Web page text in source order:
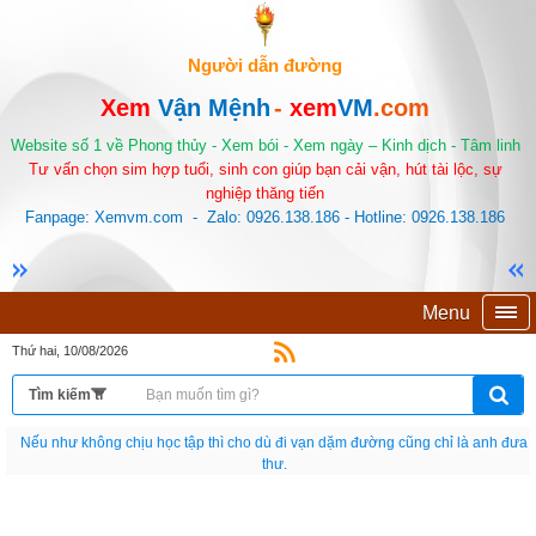
Người dẫn đường
Xem Vận Mệnh- xemVM.com
Website số 1 về Phong thủy - Xem bói - Xem ngày – Kinh dịch - Tâm linh
Tư vấn chọn sim hợp tuổi, sinh con giúp bạn cải vận, hút tài lộc, sự
nghiệp thăng tiến
Fanpage: Xemvm.com - Zalo: 0926.138.186 - Hotline: 0926.138.186
Menu
Thứ hai, 10/08/2026
Nếu như không chịu học tập thì cho dù đi vạn dặm đường cũng chỉ là anh đưa
thư.